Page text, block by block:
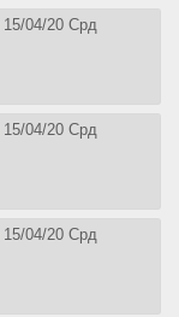
15/04/20 Срд
15/04/20 Срд
15/04/20 Срд